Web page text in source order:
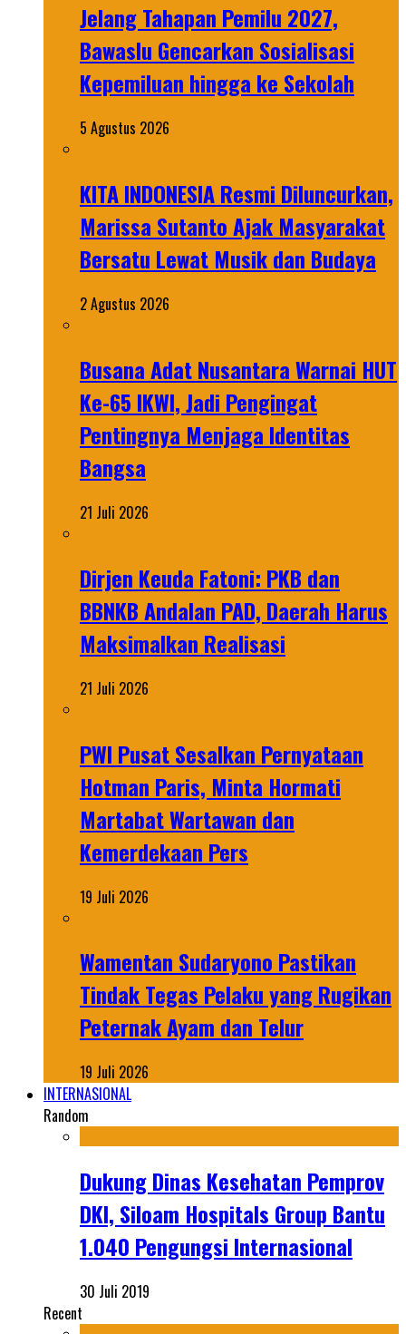
Jelang Tahapan Pemilu 2027,
Bawaslu Gencarkan Sosialisasi
Kepemiluan hingga ke Sekolah
5 Agustus 2026
KITA INDONESIA Resmi Diluncurkan,
Marissa Sutanto Ajak Masyarakat
Bersatu Lewat Musik dan Budaya
2 Agustus 2026
Busana Adat Nusantara Warnai HUT
Ke-65 IKWI, Jadi Pengingat
Pentingnya Menjaga Identitas
Bangsa
21 Juli 2026
Dirjen Keuda Fatoni: PKB dan
BBNKB Andalan PAD, Daerah Harus
Maksimalkan Realisasi
21 Juli 2026
PWI Pusat Sesalkan Pernyataan
Hotman Paris, Minta Hormati
Martabat Wartawan dan
Kemerdekaan Pers
19 Juli 2026
Wamentan Sudaryono Pastikan
Tindak Tegas Pelaku yang Rugikan
Peternak Ayam dan Telur
19 Juli 2026
INTERNASIONAL
Random
Dukung Dinas Kesehatan Pemprov
DKI, Siloam Hospitals Group Bantu
1.040 Pengungsi Internasional
30 Juli 2019
Recent